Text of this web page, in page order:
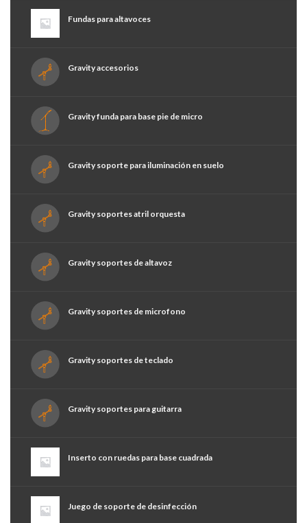
Fundas para altavoces
Gravity accesorios
Gravity funda para base pie de micro
Gravity soporte para iluminación en suelo
Gravity soportes atril orquesta
Gravity soportes de altavoz
Gravity soportes de microfono
Gravity soportes de teclado
Gravity soportes para guitarra
Inserto con ruedas para base cuadrada
Juego de soporte de desinfección